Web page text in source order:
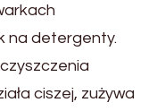
na detergenty.
ciszej, zużywa